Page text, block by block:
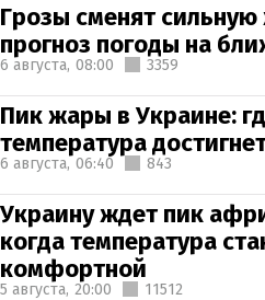
Грозы сменят
прогноз погоды на
6 августа, 08:00 3359
Пик жары в Украине:
температура
6 августа, 06:40 843
Украину ждет пик
когда температура
комфортной
5 августа, 20:00 11512